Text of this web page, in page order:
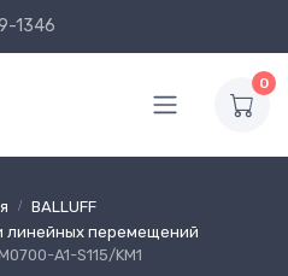
1346
0
BALLUFF
линейных перемещений
A1-S115/KM1